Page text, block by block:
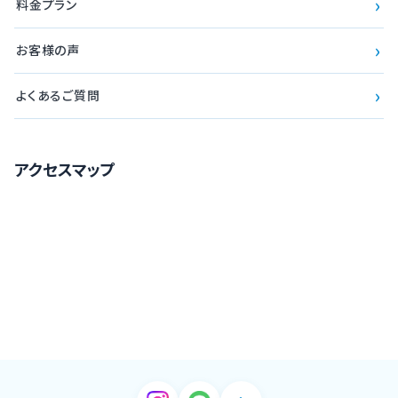
料金プラン
お客様の声 ›
よくあるご質問 ›
アクセスマップ